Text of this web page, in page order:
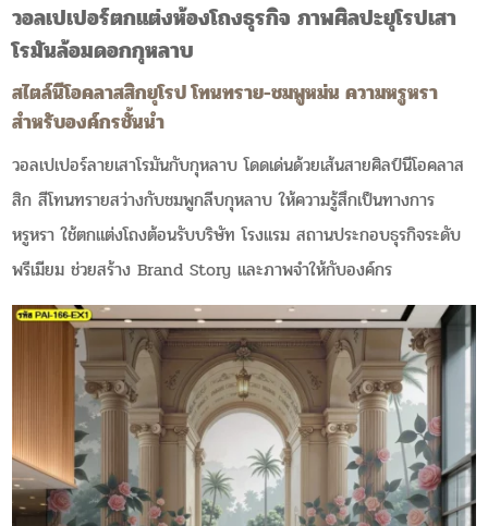
วอลเปเปอร์ตกแต่งห้องโถงธุรกิจ ภาพศิลปะยุโรปเสา
โรมันล้อมดอกกุหลาบ
สไตล์นีโอคลาสสิกยุโรป โทนทราย-ชมพูหม่น ความหรูหรา
สำหรับองค์กรชั้นนำ
วอลเปเปอร์ลายเสาโรมันกับกุหลาบ โดดเด่นด้วยเส้นสายศิลป์นีโอคลาส
สิก สีโทนทรายสว่างกับชมพูกลีบกุหลาบ ให้ความรู้สึกเป็นทางการ
หรูหรา ใช้ตกแต่งโถงต้อนรับบริษัท โรงแรม สถานประกอบธุรกิจระดับ
พรีเมียม ช่วยสร้าง Brand Story และภาพจำให้กับองค์กร